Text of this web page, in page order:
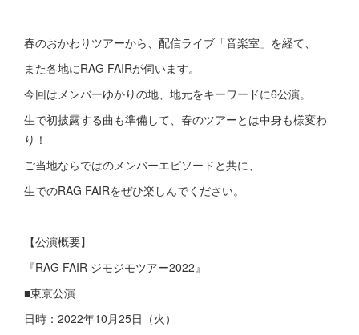
春のおかわりツアーから、配信ライブ「音楽室」を経て、
また各地にRAG FAIRが伺います。
今回はメンバーゆかりの地、地元をキーワードに6公演。
生で初披露する曲も準備して、春のツアーとは中身も様変わ
り！
ご当地ならではのメンバーエピソードと共に、
生でのRAG FAIRをぜひ楽しんでください。
【公演概要】
『RAG FAIR ジモジモツアー2022』
■東京公演
日時：2022年10月25日（火）